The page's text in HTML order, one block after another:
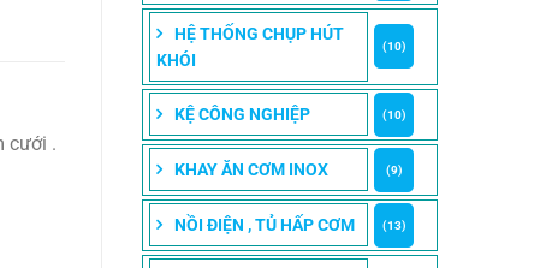
HỆ THỐNG CHỤP HÚT
KHÓI
(10)
KỆ CÔNG NGHIỆP (10)
KHAY ĂN CƠM INOX (9)
NỒI ĐIỆN , TỦ HẤP CƠM (13)
cưới .